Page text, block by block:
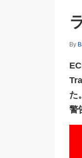
By
た
警